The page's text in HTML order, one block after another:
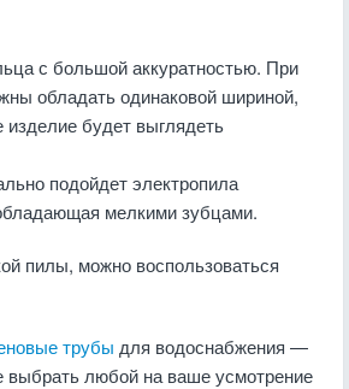
с большой аккуратностью. При
обладать одинаковой шириной,
изделие будет выглядеть
подойдет электропила
мелкими зубцами.
пилы, можно воспользоваться
трубы для водоснабжения —
выбрать любой на ваше усмотрение